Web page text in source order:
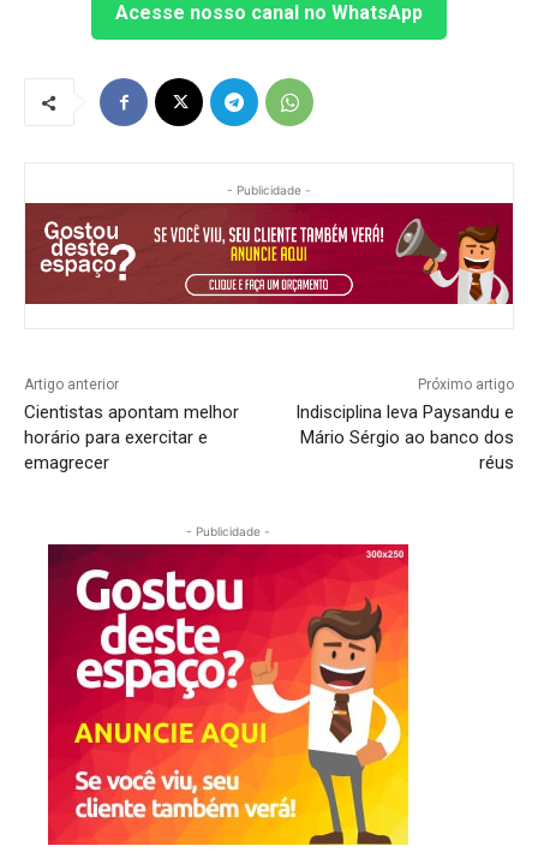
Acesse nosso canal no WhatsApp
- Publicidade -
Artigo anterior
Cientistas apontam melhor
horário para exercitar e
emagrecer
Próximo artigo
Indisciplina leva Paysandu e
Mário Sérgio ao banco dos
réus
- Publicidade -